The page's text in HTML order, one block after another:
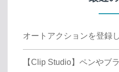
オートアクションを登録
【Clip Studio】ペンやブ